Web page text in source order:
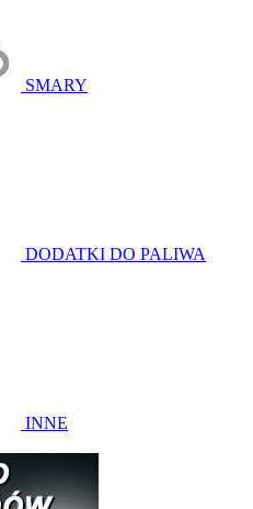
SMARY
DODATKI DO PALIWA
INNE